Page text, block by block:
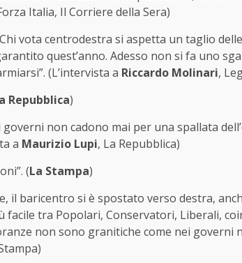
Italia, Il Corriere della Sera)
vota centrodestra si aspetta un taglio
quest’anno. Adesso non si fa uno
(L’intervista a Riccardo Molinari,
Repubblica)
non cadono mai per una spallata
a Maurizio Lupi, La Repubblica)
(La Stampa)
il baricentro si è spostato verso destra,
facile tra Popolari, Conservatori, Liberali,
non sono granitiche come nei governi